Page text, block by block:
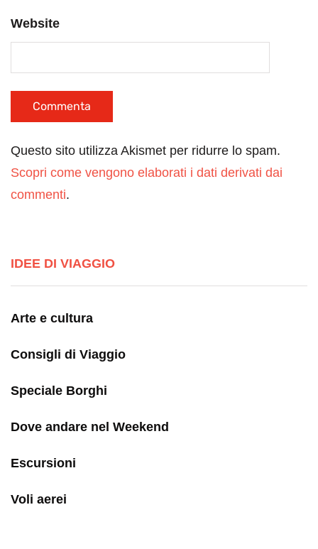
Website
Questo sito utilizza Akismet per ridurre lo spam.
Scopri come vengono elaborati i dati derivati dai
commenti.
IDEE DI VIAGGIO
Arte e cultura
Consigli di Viaggio
Speciale Borghi
Dove andare nel Weekend
Escursioni
Voli aerei